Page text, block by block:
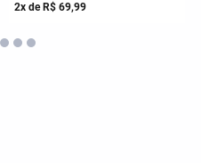
2x de R$ 69,99